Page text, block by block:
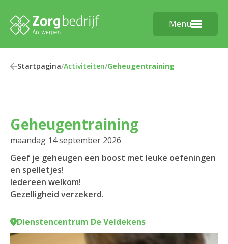
Menu
Startpagina/Activiteiten/Geheugentraining
Geheugentraining
maandag 14 september 2026
Geef je geheugen een boost met leuke oefeningen
en spelletjes!
Iedereen welkom!
Gezelligheid verzekerd.
Dienstencentrum De Veldekens